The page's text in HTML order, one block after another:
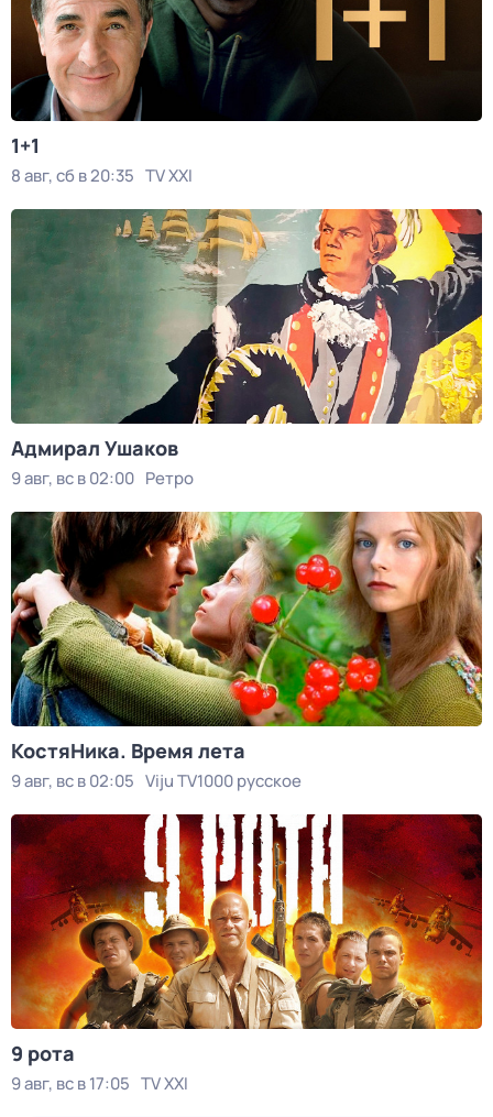
1+1
8 авг, сб в 20:35 TV XXI
Адмирал Ушаков
9 авг, вс в 02:00 Ретро
КостяНика. Время лета
9 авг, вс в 02:05 Viju TV1000 русское
9 рота
9 авг, вс в 17:05 TV XXI